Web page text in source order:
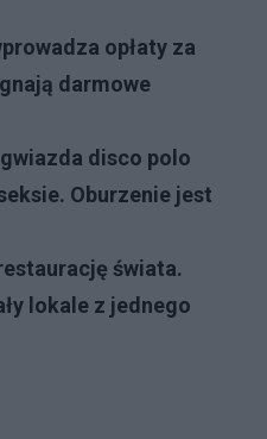
opłaty za
darmowe
disco polo
Oburzenie jest
świata.
lokale z jednego